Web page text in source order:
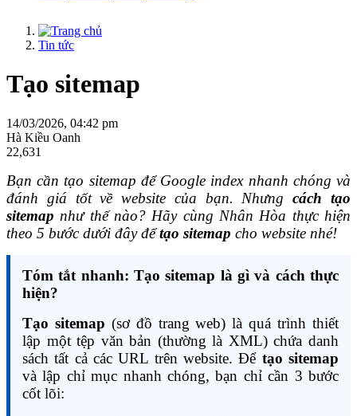
Tin tức
Tạo sitemap
14/03/2026, 04:42 pm
Hà Kiều Oanh
22,631
Bạn cần tạo sitemap để Google index nhanh chóng và
đánh giá tốt về website của bạn. Nhưng cách tạo
sitemap như thế nào? Hãy cùng Nhân Hòa thực hiện
theo 5 bước dưới đây đểtạo sitemap cho website nhé!
Tóm tắt nhanh: Tạo sitemap là gì và cách thực
hiện?
Tạo sitemap (sơ đồ trang web) là quá trình thiết
lập một tệp văn bản (thường là XML) chứa danh
sách tất cả các URL trên website. Để tạo sitemap
và lập chỉ mục nhanh chóng, bạn chỉ cần 3 bước
cốt lõi: